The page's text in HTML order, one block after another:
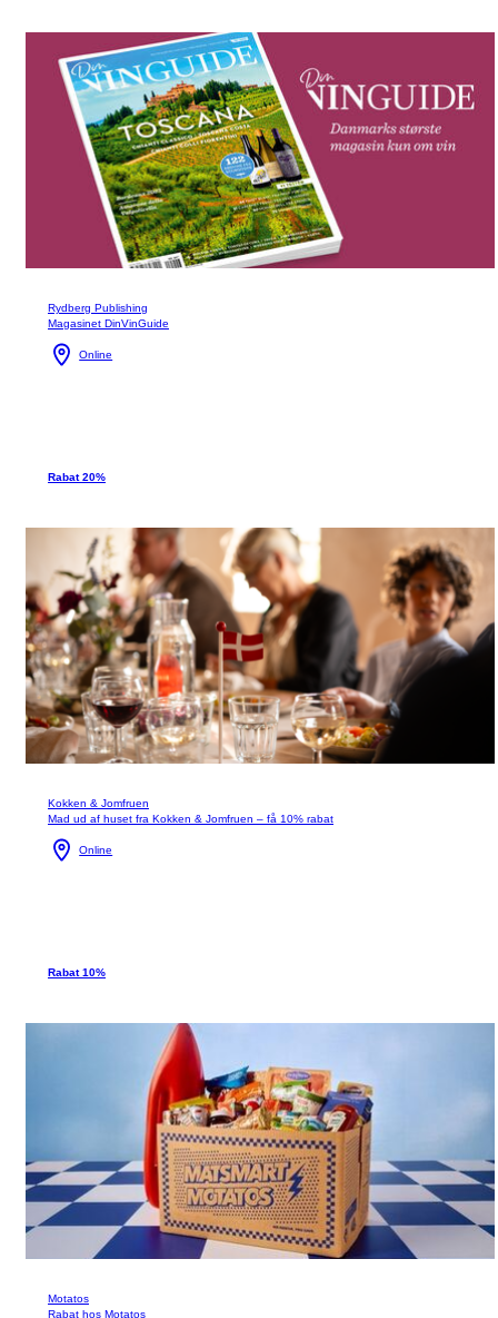
Rydberg Publishing
Magasinet DinVinGuide
Online
Rabat 20%
Kokken & Jomfruen
Mad ud af huset fra Kokken & Jomfruen – få 10% rabat
Online
Rabat 10%
Motatos
Rabat hos Motatos